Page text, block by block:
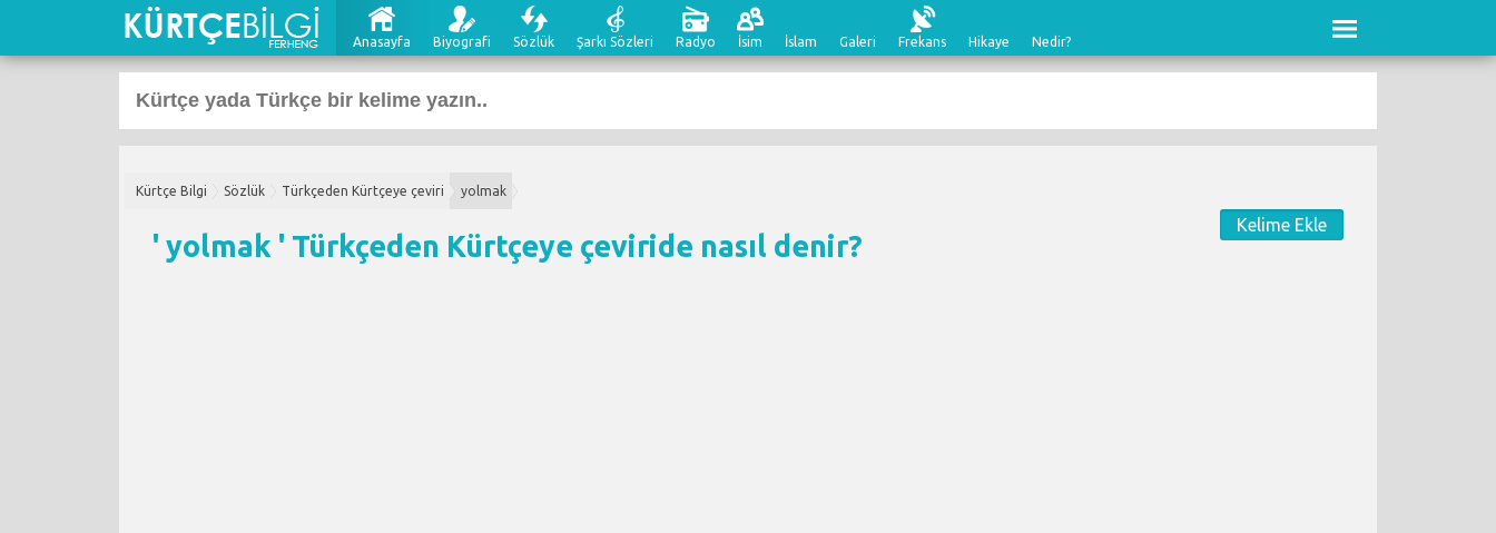
Anasayfa Biyografi Sözlük Şarkı Sözleri Radyo İsim İslam Galeri Frekans Hikaye Nedir?
Kürtçe Bilgi Sözlük Türkçeden Kürtçeye çeviri yolmak
Kelime Ekle
' yolmak ' Türkçeden Kürtçeye çeviride nasıl denir?